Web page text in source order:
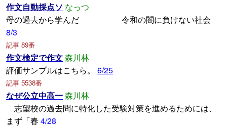
作文自動採点ソ なっつ
母の過去から学んだ 令和の闇に負けない社会
8/3
記事 89番
作文検定で作文森川林
評価サンプルはこちら。 6/25
記事 5538番
なぜ公立中高一森川林
志望校の過去問に特化した受験対策を進めるためには、
まず「春 4/28